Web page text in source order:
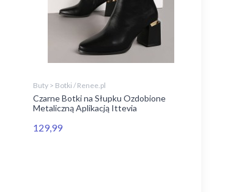
Buty > Botki / Renee.pl
Czarne Botki na Słupku Ozdobione
Metaliczną Aplikacją Ittevia
129,99